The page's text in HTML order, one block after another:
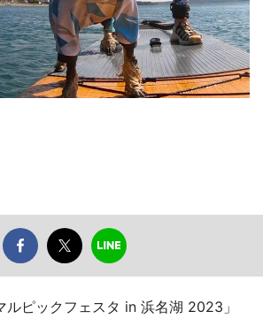
ピックフェスタ in 浜名湖 2023」